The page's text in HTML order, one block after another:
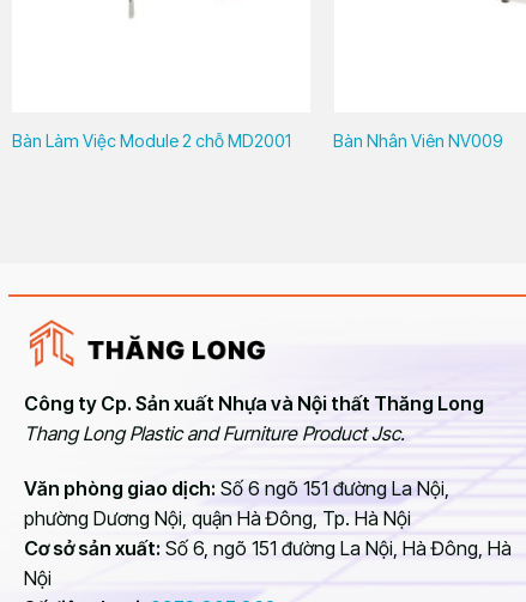
Bàn Làm Việc Module 2 chỗ MD2001 Bàn Nhân Viên NV009
Công ty Cp. Sản xuất Nhựa và Nội thất Thăng Long
Thang Long Plastic and Furniture Product Jsc.
Văn phòng giao dịch: Số 6 ngõ 151 đường La Nội,
phường Dương Nội, quận Hà Đông, Tp. Hà Nội
Cơ sở sản xuất: Số 6, ngõ 151 đường La Nội, Hà Đông, Hà
Nội